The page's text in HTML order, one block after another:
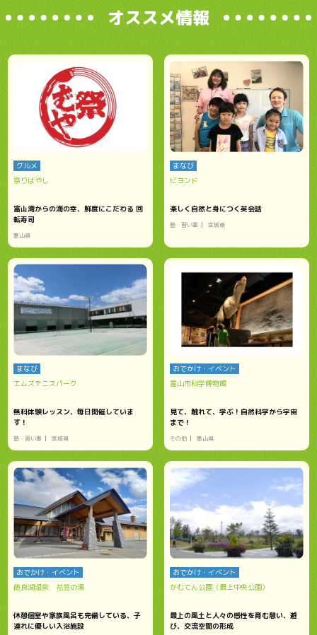
オススメ情報
グルメ
祭りばやし
富山湾からの海の幸、鮮度にこだわる 回
転寿司
富山県
まなび
ビヨンド
楽しく自然と身につく英会話
塾・習い事 宮城県
まなび
エムズテニスパーク
無料体験レッスン、毎日開催していま
す！
塾・習い事 宮城県
おでかけ・イベント
富山市科学博物館
見て、触れて、学ぶ！自然科学から宇宙
まで！
その他 富山県
おでかけ・イベント
徳良湖温泉 花笠の湯
休憩個室や家族風呂も完備している、子
連れに優しい入浴施設
おでかけ・イベント
かむてん公園（最上中央公園）
最上の風土と人々の感性を育む憩い、遊
び、交流空間の形成